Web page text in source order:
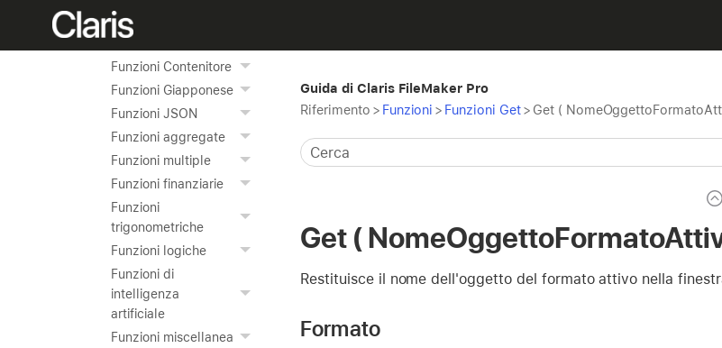
Funzioni Indicatore
Funzioni Contenitore
Funzioni Giapponese
Funzioni JSON
Funzioni aggregate
Funzioni multiple
Funzioni finanziarie
Funzioni
trigonometriche
Funzioni logiche
Funzioni di
intelligenza
artificiale
Funzioni miscellanea
Guida di Claris FileMaker Pro
Riferimento > Funzioni > Funzioni Get> Get (
Get (
Restituisce il nome dell'oggetto del formato attivo nella
Formato